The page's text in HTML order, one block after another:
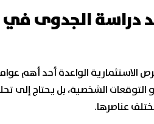
دراسة الجدوى
الاستثمارية الواعدة أحد أهم
التوقعات الشخصية، بل يحتاج إلى
عناصرها.